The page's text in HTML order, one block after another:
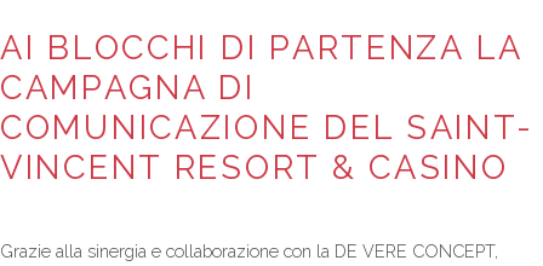
AI BLOCCHI DI PARTENZA LA
CAMPAGNA DI
COMUNICAZIONE DEL SAINT-
VINCENT RESORT & CASINO
Grazie alla sinergia e collaborazione con la DE VERE CONCEPT,